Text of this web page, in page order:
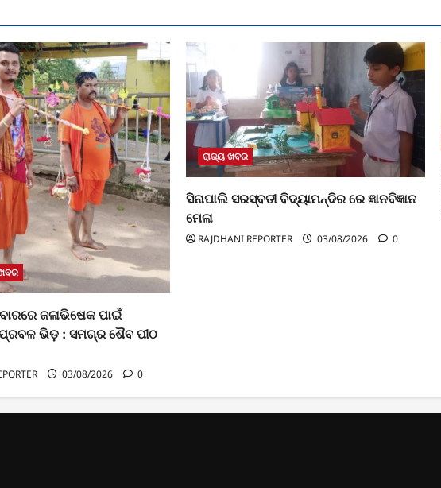
ଜଳାଭିଷେକ ପାଇଁ
ଭିଡ଼ : ସମଗ୍ର ଶୈବ ପୀଠ
03/08/2026 0
ରାଜ୍ୟ ଖବର
ସିନାପାଲି ସରସ୍ବତୀ ବିଦ୍ୟାମନ୍ଦିର ରେ ଜ୍ଞାନବିଜ୍ଞାନ
ମେଳା
RAJDHANI REPORTER 03/08/2026 0